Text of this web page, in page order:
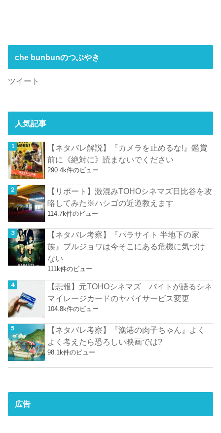
che bunbunのつぶやき
ツイート
人気記事
【ネタバレ解説】『カメラを止めるな!』鑑賞
前に《絶対に》読まないでください
290.4k件のビュー
【リポート】激混みTOHOシネマズ日比谷を攻
略してみた※ハシゴの近道教えます
114.7k件のビュー
【ネタバレ考察】『パラサイト 半地下の家
族』ブルジョワは今そこにある危機に気づけ
ない
111k件のビュー
【悲報】元TOHOシネマズ バイトが語るシネ
マイレージカードのヤバイサービス変更
104.8k件のビュー
【ネタバレ考察】『漁港の肉子ちゃん』よく
よく考えたら恐ろしい映画では?
98.1k件のビュー
広告